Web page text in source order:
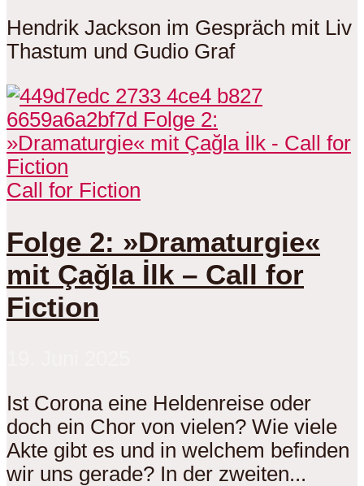
Hendrik Jackson im Gespräch mit Liv
Thastum und Gudio Graf
Call for Fiction
Folge 2: »Dramaturgie«
mit Çağla İlk – Call for
Fiction
Ist Corona eine Heldenreise oder
doch ein Chor von vielen? Wie viele
Akte gibt es und in welchem befinden
wir uns gerade? In der zweiten...